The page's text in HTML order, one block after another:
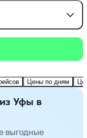
Цены по дням
Уфы в
выгодные